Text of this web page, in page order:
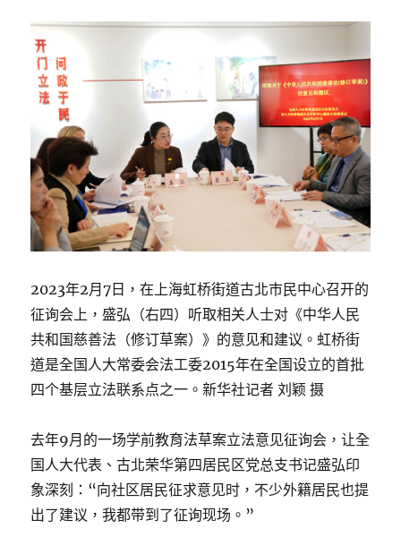
2023年2月7日，在上海虹桥街道古北市民中心召开的
征询会上，盛弘（右四）听取相关人士对《中华人民
共和国慈善法（修订草案）》的意见和建议。虹桥街
道是全国人大常委会法工委2015年在全国设立的首批
四个基层立法联系点之一。新华社记者 刘颖 摄
去年9月的一场学前教育法草案立法意见征询会，让全
国人大代表、古北荣华第四居民区党总支书记盛弘印
象深刻：“向社区居民征求意见时，不少外籍居民也提
出了建议，我都带到了征询现场。”